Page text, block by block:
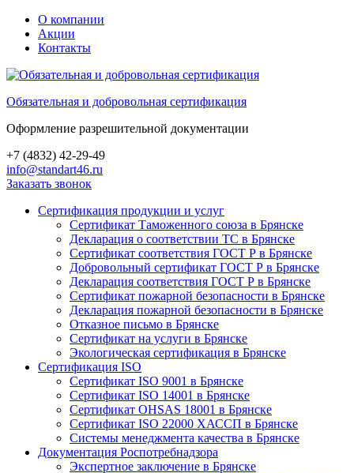
О компании
Акции
Контакты
Обязательная и добровольная сертификация
Оформление разрешительной документации
+7 (4832) 42-29-49
info@standart46.ru
Заказать звонок
Сертификация продукции и услуг
Сертификат Таможенного союза в Брянске
Декларация о соответствии ТС в Брянске
Сертификат соответствия ГОСТ Р в Брянске
Добровольный сертификат ГОСТ Р в Брянске
Декларация соответствия ГОСТ Р в Брянске
Сертификат пожарной безопасности в Брянске
Декларация пожарной безопасности в Брянске
Отказное письмо в Брянске
Сертификат на услуги в Брянске
Экологическая сертификация в Брянске
Сертификация ISO
Сертификат ISO 9001 в Брянске
Сертификат ISO 14001 в Брянске
Сертификат OHSAS 18001 в Брянске
Сертификат ISO 22000 ХАССП в Брянске
Системы менеджмента качества в Брянске
Документация Роспотребнадзора
Экспертное заключение в Брянске